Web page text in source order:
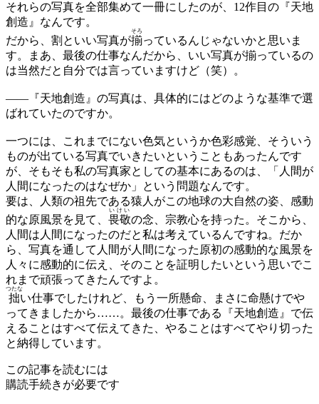
それらの写真を全部集めて一冊にしたのが、12作目の『天地
創造』なんです。
だから、割といい写真が揃
そろ
っているんじゃないかと思いま
す。まあ、最後の仕事なんだから、いい写真が揃っているの
は当然だと自分では言っていますけど（笑）。
—— 『天地創造』の写真は、具体的にはどのような基準で選
ばれていたのですか。
一つには、これまでにない色気というか色彩感覚、そういう
ものが出ている写真でいきたいということもあったんです
が、そもそも私の写真家としての基本にあるのは、「人間が
人間になったのはなぜか」という問題なんです。
要は、人類の祖先である猿人がこの地球の大自然の姿、感動
的な原風景を見て、 畏敬
いけい
の念、宗教心を持った。そこから、
人間は人間になったのだと私は考えているんですね。だか
ら、写真を通して人間が人間になった原初の感動的な風景を
人々に感動的に伝え、そのことを証明したいという思いでこ
れまで頑張ってきたんですよ。
拙
つたな
い仕事でしたけれど、もう一所懸命、まさに命懸けでや
ってきましたから……。最後の仕事である『天地創造』で伝
えることはすべて伝えてきた、やることはすべてやり切った
と納得しています。
この記事を読むには
購読手続きが必要です